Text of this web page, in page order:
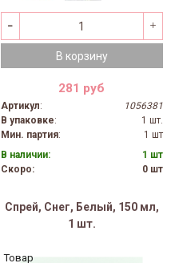
В корзину
281 руб
Артикул:
1056381
В упаковке:
1 шт.
Мин. партия:
1 шт
В наличии:
1 шт
Скоро:
0 шт
Спрей, Снег, Белый, 150 мл,
1 шт.
Товар